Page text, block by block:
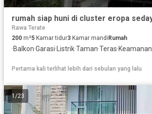
Rawa Terate
200 m²5 Kamar tidur3 Kamar mandiRumah
·Balkon·Garasi· Listrik·Taman·Teras·
Pertama kali terlihat lebih dari sebulan yang lalu
1 /23